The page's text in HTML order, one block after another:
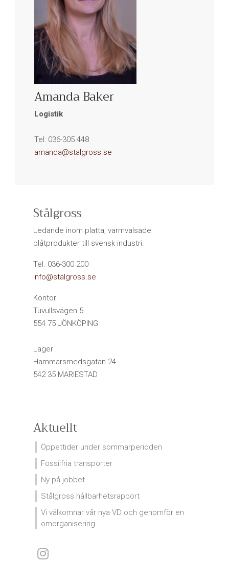
Amanda Baker
Logistik
Tel: 036-305 448
amanda@stalgross.se
Stålgross
Ledande inom platta, varmvalsade
plåtprodukter till svensk industri.
Tel. 036-300 200
info@stalgross.se
Kontor
Tuvullsvägen 5
554 75 JÖNKÖPING
Lager
Hammarsmedsgatan 24
542 35 MARIESTAD
Aktuellt
Öppettider under sommarperioden
Fossilfria transporter
Ny på jobbet
Stålgross hållbarhetsrapport
Vi välkomnar vår nya VD och genomför en
omorganisering